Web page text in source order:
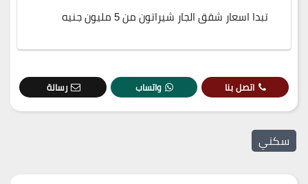
تبدا اسعار شقق الجار شيراتون من 5 مليون جنيه
اتصل بنا واتساب رسالة
سكني